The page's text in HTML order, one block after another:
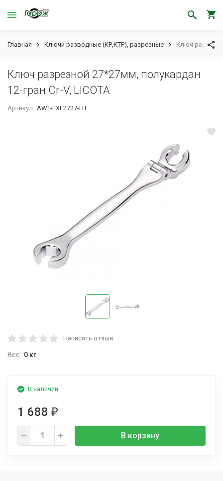
Главная Ключи разводные (КР,КТР), разрезные Ключ
Ключ разрезной 27*27мм, полукардан
12-гран Cr-V, LICOTA
Артикул: AWT-FXF2727-HT
Написать отзыв
Вес: 0 кг
В наличии
1 688 ₽
В корзину